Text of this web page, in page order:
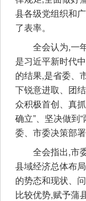
县各级党组织和
了表率。
全会认为,一年
是习近平新时代
的结果,是省委、
下锐意进取、团
众积极首创、真
确立”、坚决做到
委、市委决策部
全会指出,市委
县域经济总体布
的势态和现状、
比较优势,赋予蒲